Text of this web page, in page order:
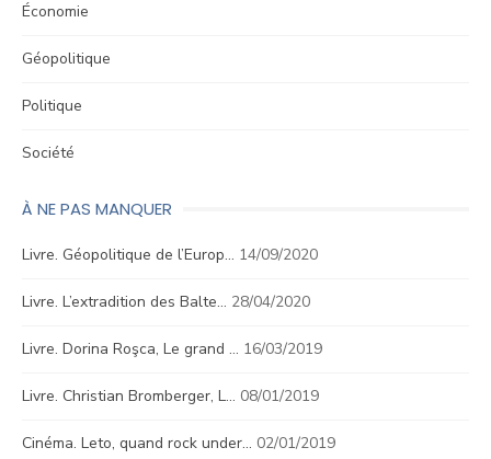
Économie
Géopolitique
Politique
Société
À NE PAS MANQUER
Livre. Géopolitique de l’Europ… 14/09/2020
Livre. L’extradition des Balte… 28/04/2020
Livre. Dorina Roşca, Le grand … 16/03/2019
Livre. Christian Bromberger, L… 08/01/2019
Cinéma. Leto, quand rock under… 02/01/2019